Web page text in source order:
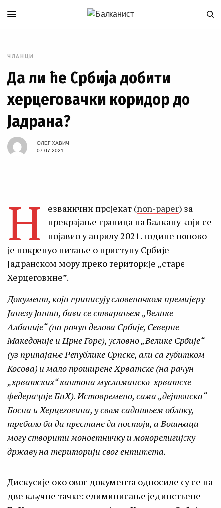
ЧЛАНЦИ
Да ли ће Србија добити
херцеговачки коридор до
Јадрана?
ОЛЕГ ХАВИЧ
07.07.2021
Н езванични пројекат (non-paper) за
прекрајање граница на Балкану који се
појавио у априлу 2021. године поново
је покренуо питање о приступу Србије
Јадранском мору преко територије „старе
Херцеговине”.
Документ, који приписују словеначком премијеру
Јанезу Јанши, бави се стварањем „Велике
Албаније“ (на рачун делова Србије, Северне
Македоније и Црне Горе), условно „Велике Србије“
(уз припајање Републике Српске, али са губитком
Косова) и мало проширене Хрватске (на рачун
„хрватских“ кантона муслиманско-хрватске
федерације БиХ). Истовремено, сама „дејтонска“
Босна и Херцеговина, у свом садашњем облику,
требало би да престане да постоји, а Бошњаци
могу створити моноетничку и монорелигијску
државу на територији свог ентитета.
Дискусије око овог документа односиле су се на
две кључне тачке: елиминисање јединствене